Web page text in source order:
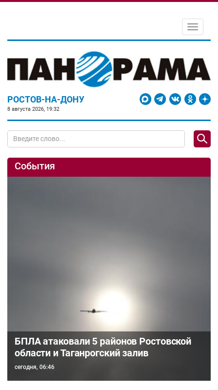
Toggle
РОСТОВ-НА-ДОНУ
8 августа 2026, 19:32
События
БПЛА атаковали 5 районов Ростовской
области и Таганрогский залив
сегодня, 06:46